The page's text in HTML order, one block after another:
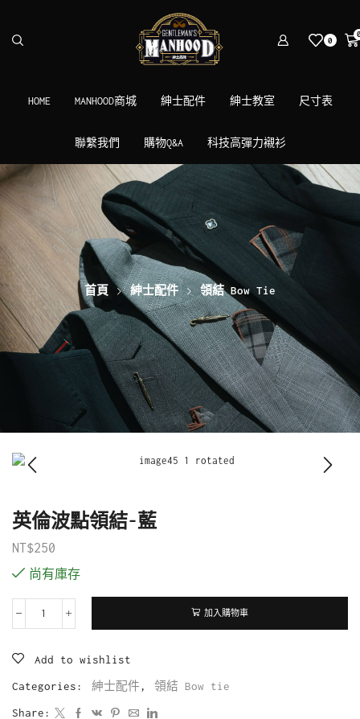
0
HOME MANHOOD商城 紳士配件 紳士教室 尺寸表
聯繫我們 購物Q&A 科技高彈力襯衫
首頁 紳士配件 領結 Bow Tie
英倫波點領結-藍
NT$250
尚有庫存
加入購物車
Add to wishlist
Categories: 紳士配件, 領結 Bow tie
Share: